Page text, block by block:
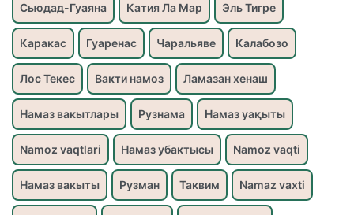
Сьюдад-Гуаяна Катия Ла Мар Эль Тигре
Каракас Гуаренас Чаральяве Калабозо
Лос Текес Вакти намоз Ламазан хенаш
Намаз вакытлары Рузнама Намаз уақыты
Namoz vaqtlari Намаз убактысы Namoz vaqti
Намаз вакыты Рузман Таквим Namaz vaxti